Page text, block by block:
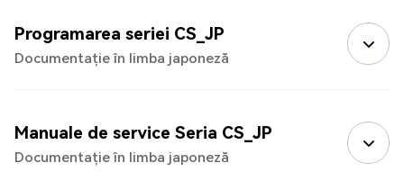
Programarea seriei CS_JP
Documentație în limba japoneză
Manuale de service Seria CS_JP
Documentație în limba japoneză